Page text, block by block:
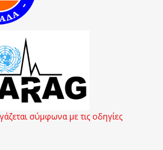
σύμφωνα με τις οδηγίες